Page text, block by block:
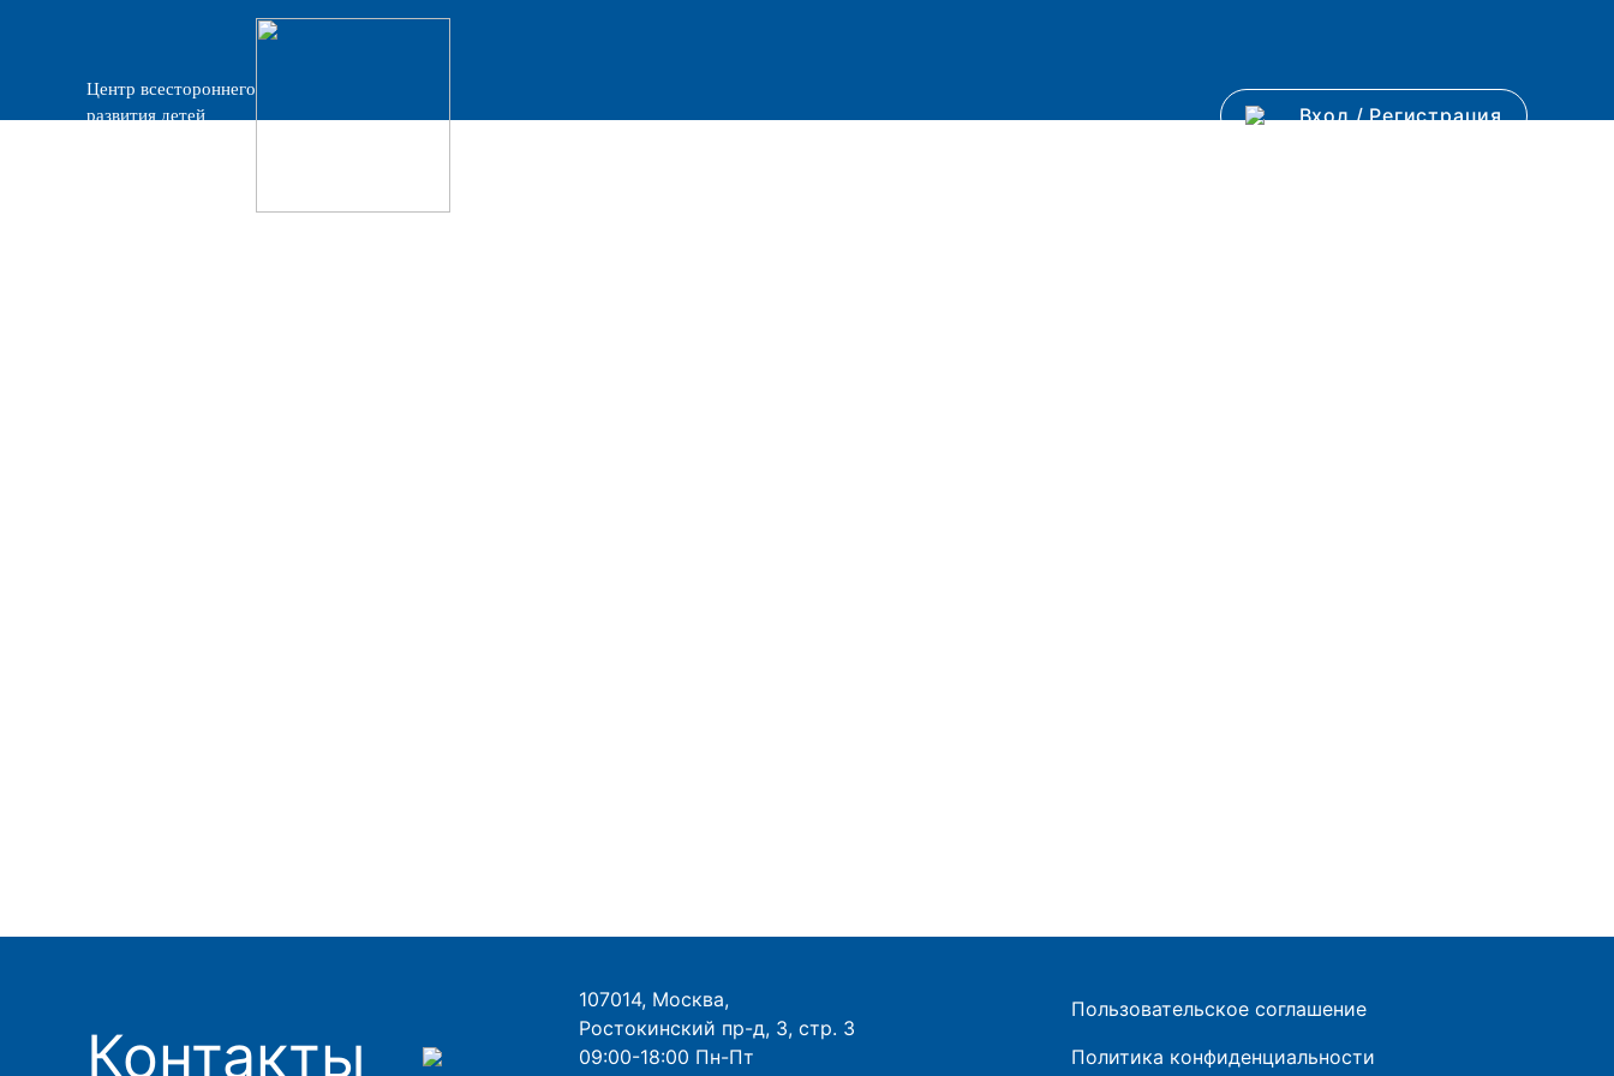
Центр всестороннего
развития детей
Вход/Регистрация
Контакты
107014, Москва,
Ростокинский пр-д, 3, стр. 3
09:00-18:00 Пн-Пт
Пользовательское соглашение
Политика конфиденциальности